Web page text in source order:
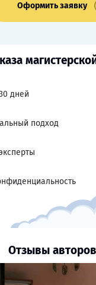
Оформить заявку
дней
подход
Отзывы авторов